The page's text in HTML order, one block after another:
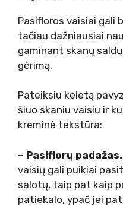
Pasifloros vaisiai gali
tačiau dažniausiai
gaminant skanų
gėrimą.
Pateiksiu keletą
šiuo skaniu vaisiu ir
kreminė tekstūra:
– Pasiflorų padažas.
vaisių gali puikiai
salotų, taip pat kaip
patiekalo, ypač jei